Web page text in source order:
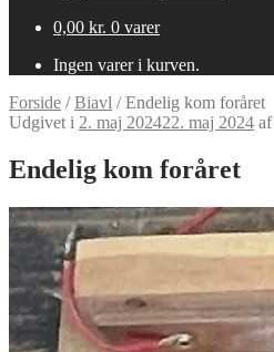
0,00 kr. 0 varer
Ingen varer i kurven.
Forside /Biavl /Endelig kom foråret
Udgivet i 2. maj 202422. maj 2024 af
Endelig kom foråret